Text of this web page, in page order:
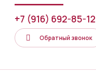
+7 (916) 692-85-12
Обратный звонок